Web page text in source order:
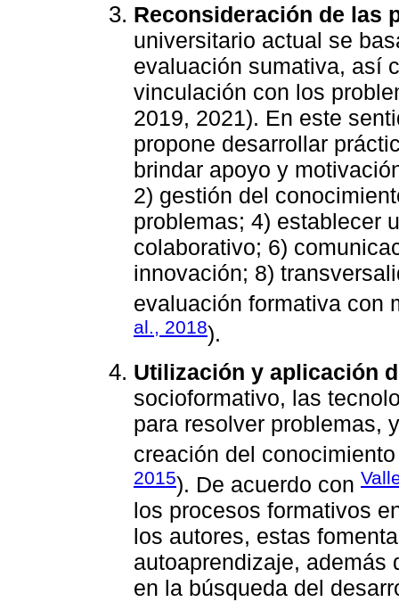
Reconsideración de las
universitario actual se
evaluación sumativa, así
vinculación con los
2019, 2021). En este
propone desarrollar
brindar apoyo y
2) gestión del
problemas; 4) establecer
colaborativo; 6)
innovación; 8)
evaluación formativa con
al., 2018).
Utilización y aplicación
socioformativo, las
para resolver problemas,
creación del
2015). De acuerdo con
los procesos formativos
los autores, estas
autoaprendizaje, además
en la búsqueda del